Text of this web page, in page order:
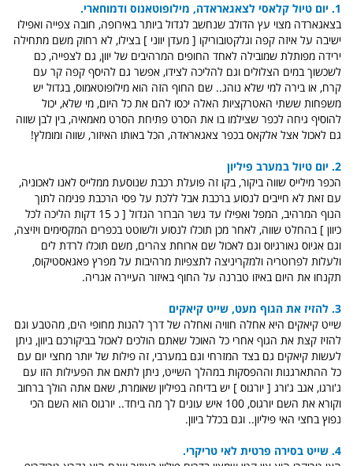
1. יום טיול קלאסי לצאגאראדה, מילופוטאנוס ודמוחארי.
בצאגארדה מצוי עץ הדולב שנחשב לגדול ביותר באירופה, חובה צפייה ואפילו
ישיבה על איזה קפה וגלקטובוריקו [ מעדן יווני ] בצילו, לא רחוק משם מתחילה
ירידה מפותלת שמובילה לאחד החופים המרהיבים של יוון, גם לצפייה, כם
לשכשוך במים הצלולים וגם להליכה לצידו, אפשר גם להיסף קפה קר עם
קרח, או בירה למי שלא נוהג.. שם החוף הזה הוא מילופוטאמוס, בגדול יש
משפחות ששתי האטרקציות האלה יכסו להם את כל היום, מי שלא, יכול
להוסיף גיחה לכפר שצילמו בו את הסרט פתיחת הסרט מאמאיה, בין לבן שווה
גם לאכול אצל אלקאס בכפר צאגאראדה, הכל באותו האיזור, שווה ומומלץ!
2. יום טיול במערב פיליון
הכפר מילייס שווה ביקור, בקו זה פועלת רכבת שנוסעת ממלייס לאנו לאכוניה,
עם זאת לא חייבים לנסוע ברכבת אבל ללכת על פסי הרכבת פנימה לתוך
הנוף המרהיב, המפל ואפילו עד גשר הברזר הגדול [ כ 15 דקות הליכה לכל
כיוון ] בהחלט שווה, לאחר מכן תוכלו לנסוע ולשוטט בכפרים המקסימים ויזיצה,
וגם אגיוס גאורגיוס וגם לאכול שם ארוחת צהרים, משם תוכלו לרדת לים
ולעלות לפרוטריה ולמקריניצה לתצפיות מרהיבות על מפרץ פאגאסטיקוס,
תקנחו את היום באיזו טברנה על החוף באיזור העיירה אגריה.
3. להזיז את הגוף מעט, שייט קיאקים
שייט קיאקים היא אחלה חוויה ואחלה של דרך להנות מחופי הים, מהטבע וגם
להזיז קצת את הגוף אחרי כל האוכל שאתם הולכים לאכול בביקורכם ביוון, ניתן
לעשות קיאקים גם בצד המזרחי וגם במערבי, זה פילות של יותר מחצי יום עם
כל ההתארגנות וההפסקות במהלך השייט, ניתן לתאם את הפעילות הזו עם
ג'ורגו, אגב ג'ורג [ יורגוס ] יש בדיחה בפיליון שאומרת, שאם אתה הולך ברחוב
וקורא את השם יורגוס, 100 איש עונים לך מה ביחד.. יורגוס הוא השם הכי
נפוץ בחצי האי פיליון.. וגם בכלל ביוון.
4. שייט בסירה פרטית לאי טריקרי.